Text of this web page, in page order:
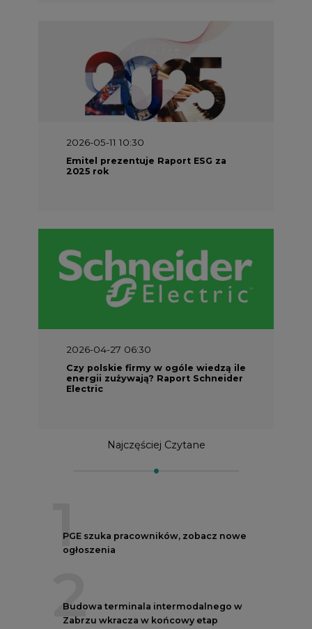
2026-05-11 10:30
Emitel prezentuje Raport ESG za
2025 rok
2026-04-27 06:30
Czy polskie firmy w ogóle wiedzą ile
energii zużywają? Raport Schneider
Electric
Najczęściej Czytane
1
PGE szuka pracowników, zobacz nowe
ogłoszenia
2
Budowa terminala intermodalnego w
Zabrzu wkracza w końcowy etap